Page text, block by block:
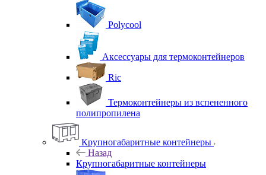
Polycool
Аксессуары для термоконтейнеров
Ric
Термоконтейнеры из вспененного
полипропилена
Крупногабаритные контейнеры
Назад
Крупногабаритные контейнеры